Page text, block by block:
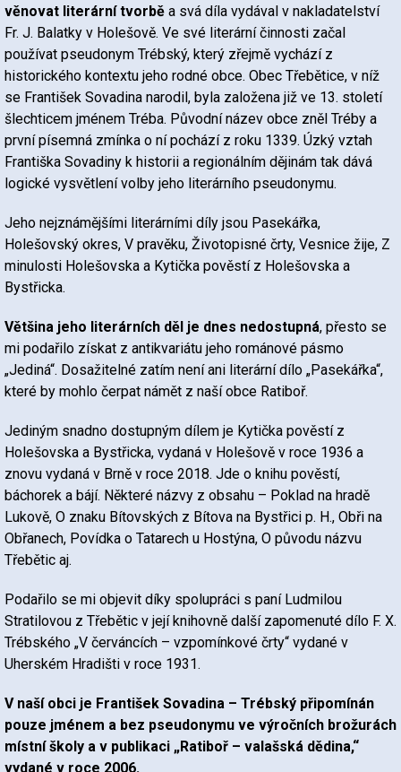
věnovat literární tvorbě a svá díla vydával v nakladatelství
Fr. J. Balatky v Holešově. Ve své literární činnosti začal
používat pseudonym Trébský, který zřejmě vychází z
historického kontextu jeho rodné obce. Obec Třebětice, v níž
se František Sovadina narodil, byla založena již ve 13. století
šlechticem jménem Tréba. Původní název obce zněl Tréby a
první písemná zmínka o ní pochází z roku 1339. Úzký vztah
Františka Sovadiny k historii a regionálním dějinám tak dává
logické vysvětlení volby jeho literárního pseudonymu.
Jeho nejznámějšími literárními díly jsou Pasekářka,
Holešovský okres, V pravěku, Životopisné črty, Vesnice žije, Z
minulosti Holešovska a Kytička pověstí z Holešovska a
Bystřicka.
Většina jeho literárních děl je dnes nedostupná, přesto se
mi podařilo získat z antikvariátu jeho románové pásmo
„Jediná“. Dosažitelné zatím není ani literární dílo „Pasekářka“,
které by mohlo čerpat námět z naší obce Ratiboř.
Jediným snadno dostupným dílem je Kytička pověstí z
Holešovska a Bystřicka, vydaná v Holešově v roce 1936 a
znovu vydaná v Brně v roce 2018. Jde o knihu pověstí,
báchorek a bájí. Některé názvy z obsahu – Poklad na hradě
Lukově, O znaku Bítovských z Bítova na Bystřici p. H., Obři na
Obřanech, Povídka o Tatarech u Hostýna, O původu názvu
Třebětic aj.
Podařilo se mi objevit díky spolupráci s paní Ludmilou
Stratilovou z Třebětic v její knihovně další zapomenuté dílo F. X.
Trébského „V červáncích – vzpomínkové črty“ vydané v
Uherském Hradišti v roce 1931.
V naší obci je František Sovadina – Trébský připomínán
pouze jménem a bez pseudonymu ve výročních brožurách
místní školy a v publikaci „Ratiboř – valašská dědina,“
vydané v roce 2006.